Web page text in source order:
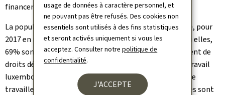
usage de données à caractère personnel, et
ne pouvant pas être refusés. Des cookies non
essentiels sont utilisés à des fins statistiques
et seront activés uniquement si vous les
acceptez. Consulter notrepolitique de
confidentialité.
J'ACCEPTE
financement.
La population protégée pour le régime maladie s'élève, pour
2017 en moyenne annuelle, à 835.002 personnes. Parmi elles,
69% sont protégées à titre personnel et 31% bénéficient de
droits dérivés. Reflet de la particularité du marché du travail
luxembourgeois qui occupe une part non négligeable de
travailleurs frontaliers, 65,5% des personnes protégées sont